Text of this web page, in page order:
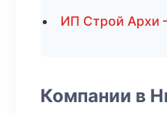
ИП Строй Архи
Компании в